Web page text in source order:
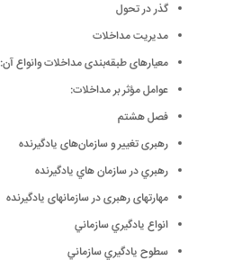
گذر در تحول
مدیریت مداخلات
معیارهای طبقه‌بندی مداخلات وانواع آن:
عوامل مؤثر بر مداخلات:
فصل هشتم
رهبری تغییر و سازمان‌های یادگیرنده
رهبري در سازمان هاي يادگيرنده
مهارتهای رهبری در سازمانهای یادگیرنده
انواع يادگيري سازماني
سطوح يادگيري سازماني